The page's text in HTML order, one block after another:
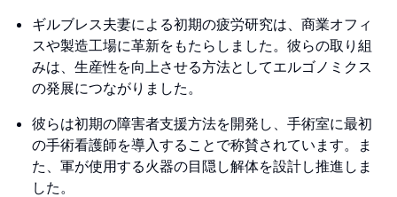
ギルブレス夫妻による初期の疲労研究は、商業オフィ
スや製造工場に革新をもたらしました。彼らの取り組
みは、生産性を向上させる方法としてエルゴノミクス
の発展につながりました。
彼らは初期の障害者支援方法を開発し、手術室に最初
の手術看護師を導入することで称賛されています。ま
た、軍が使用する火器の目隠し解体を設計し推進しま
した。